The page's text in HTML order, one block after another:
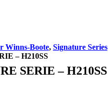
Winns-Boote, Signature Series
– H210SS
SERIE – H210SS